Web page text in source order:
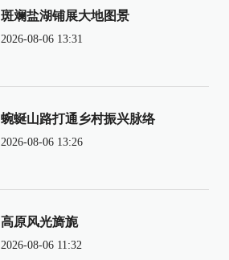
斑斓盐湖铺展大地图景
2026-08-06 13:31
蜿蜒山路打通乡村振兴脉络
2026-08-06 13:26
高原风光旖旎
2026-08-06 11:32